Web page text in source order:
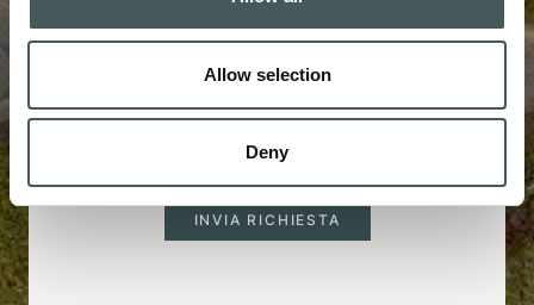
Allow selection
Deny
Acconsento al trattamento dei miei dati personali.
Informativa sulla Privacy). Campo obbligatorio